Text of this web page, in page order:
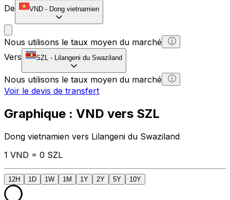
De
VND - Dong vietnamien
Nous utilisons le taux moyen du marché
Vers
SZL - Lilangeni du Swaziland
Nous utilisons le taux moyen du marché
Voir le devis de transfert
Graphique : VND vers SZL
Dong vietnamien vers Lilangeni du Swaziland
1 VND = 0 SZL
12H 1D 1W 1M 1Y 2Y 5Y 10Y